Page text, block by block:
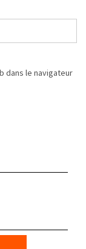
dans le navigateur